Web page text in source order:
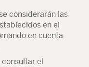
considerarán las
en el
en cuenta
el